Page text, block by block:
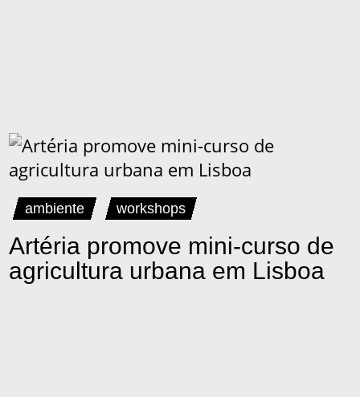
Artéria promove mini-curso de
agricultura urbana em Lisboa
ambiente workshops